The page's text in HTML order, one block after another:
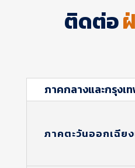
ติดต่อ
ภาคกลางและกรุงเ
ภาคตะวันออกเฉีย